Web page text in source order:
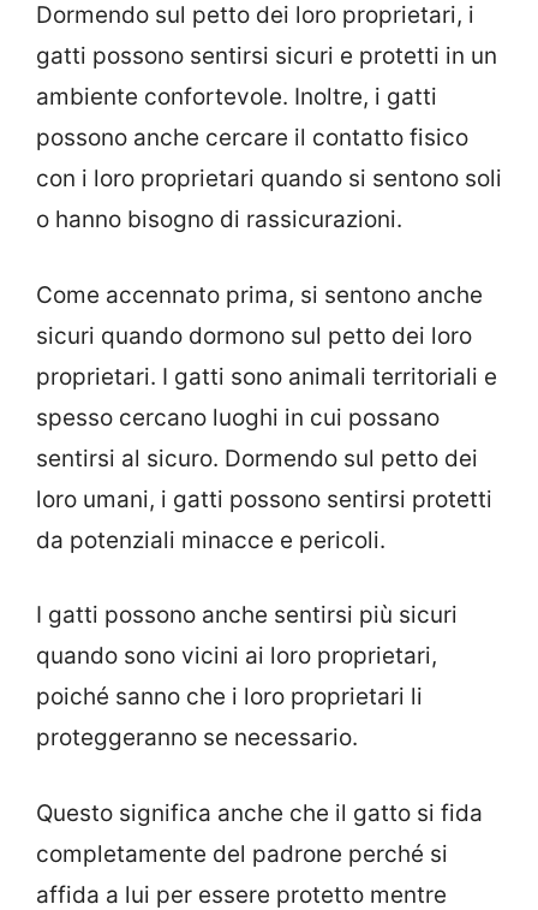
Dormendo sul petto dei loro proprietari, i
gatti possono sentirsi sicuri e protetti in un
ambiente confortevole. Inoltre, i gatti
possono anche cercare il contatto fisico
con i loro proprietari quando si sentono soli
o hanno bisogno di rassicurazioni.
Come accennato prima, si sentono anche
sicuri quando dormono sul petto dei loro
proprietari. I gatti sono animali territoriali e
spesso cercano luoghi in cui possano
sentirsi al sicuro. Dormendo sul petto dei
loro umani, i gatti possono sentirsi protetti
da potenziali minacce e pericoli.
I gatti possono anche sentirsi più sicuri
quando sono vicini ai loro proprietari,
poiché sanno che i loro proprietari li
proteggeranno se necessario.
Questo significa anche che il gatto si fida
completamente del padrone perché si
affida a lui per essere protetto mentre